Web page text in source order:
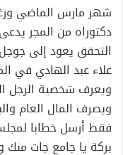
شهر مارس الماضي
دكتوراه من المجر
التحقق يعود إلى
علاء عبد الهادي في
ويعرف شخصية الرجل
ويصرف المال العام
فقط أرسل خطابا
بركة يا جامع جات